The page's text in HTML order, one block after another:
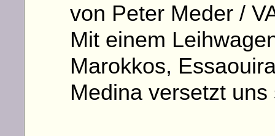
von Peter Meder /
Mit einem
Marokkos,
Medina versetzt